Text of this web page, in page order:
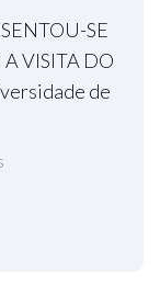
SE
VISITA DO
de